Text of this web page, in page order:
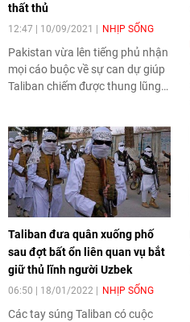
thất thủ
12:47 | 10/09/2021 NHỊP SỐNG
Pakistan vừa lên tiếng phủ nhận
mọi cáo buộc về sự can dự giúp
Taliban chiếm được thung lũng
Taliban đưa quân xuống phố
sau đợt bất ổn liên quan vụ bắt
giữ thủ lĩnh người Uzbek
06:50 | 18/01/2022 NHỊP SỐNG
Các tay súng Taliban có cuộc